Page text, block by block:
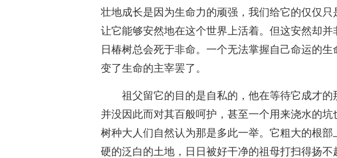
壮地成长是因为生命力的顽强，我们给它的仅仅只
让它能够安然地在这个世界上活着。但这安然却
日椿树总会死于非命。一个无法掌握自己命运的
变了生命的主宰罢了。
祖父留它的目的是自私的，他在等待它成才
并没因此而对其百般呵护，甚至一个用来浇水的
树种大人们自然认为那是多此一举。它粗大的根
硬的泛白的土地，日日被好干净的祖母打扫得扬